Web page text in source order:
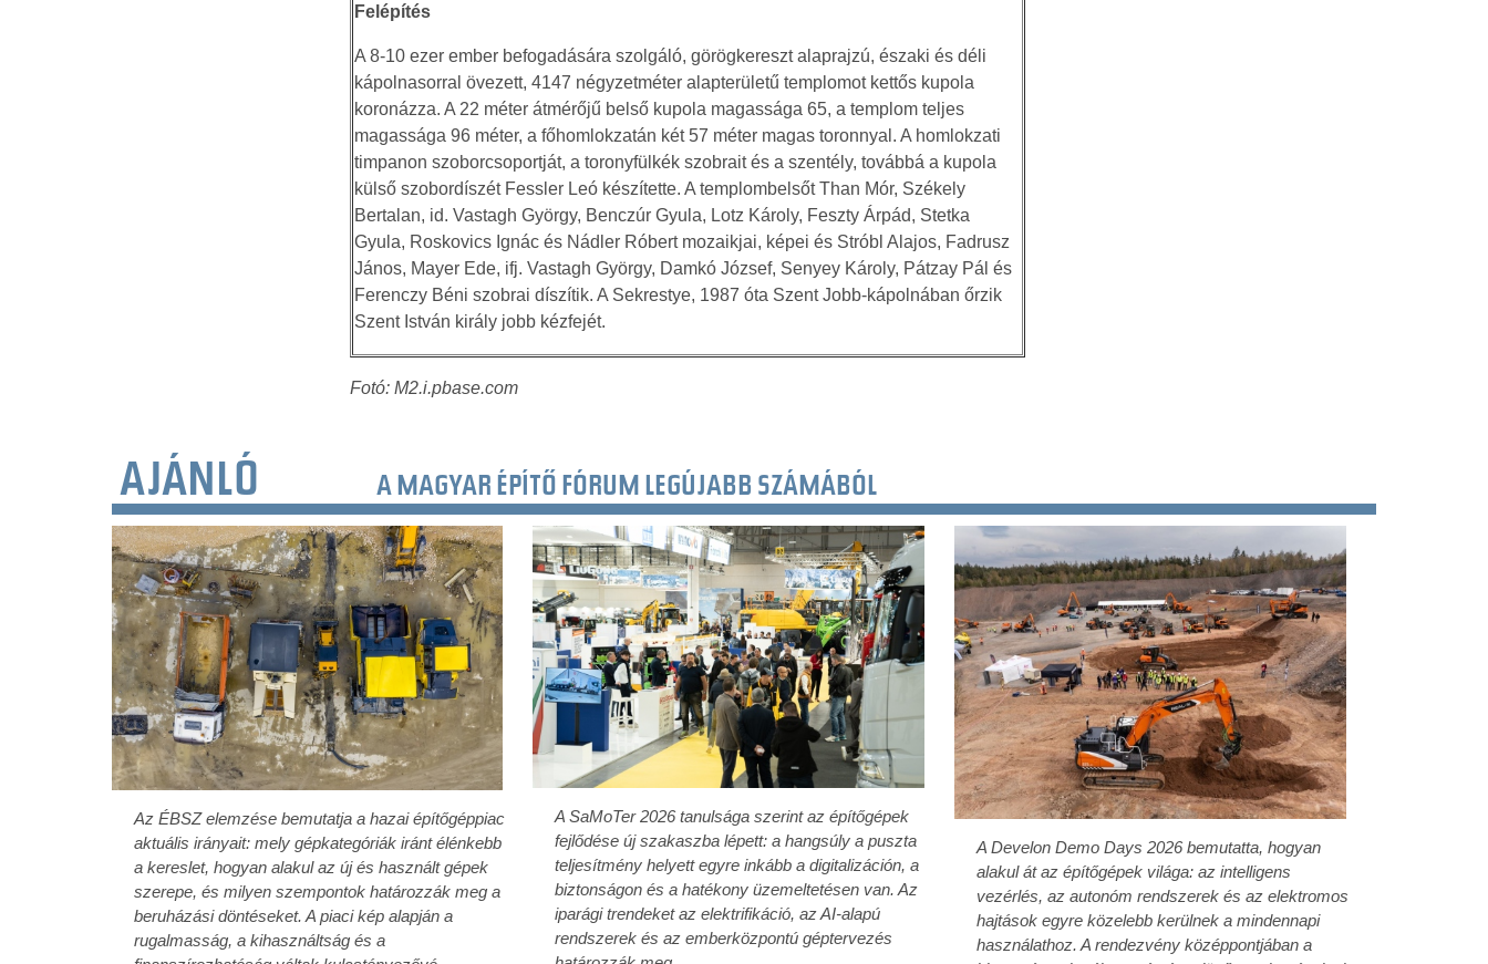
Felépítés
A 8-10 ezer ember befogadására szolgáló, görögkereszt alaprajzú, északi és déli
kápolnasorral övezett, 4147 négyzetméter alapterületű templomot kettős kupola
koronázza. A 22 méter átmérőjű belső kupola magassága 65, a templom teljes
magassága 96 méter, a főhomlokzatán két 57 méter magas toronnyal. A homlokzati
timpanon szoborcsoportját, a toronyfülkék szobrait és a szentély, továbbá a kupola
külső szobordíszét Fessler Leó készítette. A templombelsőt Than Mór, Székely
Bertalan, id. Vastagh György, Benczúr Gyula, Lotz Károly, Feszty Árpád, Stetka
Gyula, Roskovics Ignác és Nádler Róbert mozaikjai, képei és Stróbl Alajos, Fadrusz
János, Mayer Ede, ifj. Vastagh György, Damkó József, Senyey Károly, Pátzay Pál és
Ferenczy Béni szobrai díszítik. A Sekrestye, 1987 óta Szent Jobb-kápolnában őrzik
Szent István király jobb kézfejét.
Fotó: M2.i.pbase.com
AJÁNLÓ A MAGYAR ÉPÍTŐ FÓRUM LEGÚJABB SZÁMÁBÓL
Az ÉBSZ elemzése bemutatja a hazai építőgéppiac
aktuális irányait: mely gépkategóriák iránt élénkebb
a kereslet, hogyan alakul az új és használt gépek
szerepe, és milyen szempontok határozzák meg a
beruházási döntéseket. A piaci kép alapján a
rugalmasság, a kihasználtság és a
A SaMoTer 2026 tanulsága szerint az építőgépek
fejlődése új szakaszba lépett: a hangsúly a puszta
teljesítmény helyett egyre inkább a digitalizáción, a
biztonságon és a hatékony üzemeltetésen van. Az
iparági trendeket az elektrifikáció, az AI-alapú
rendszerek és az emberközpontú géptervezés
A Develon Demo Days 2026 bemutatta, hogyan
alakul át az építőgépek világa: az intelligens
vezérlés, az autonóm rendszerek és az elektromos
hajtások egyre közelebb kerülnek a mindennapi
használathoz. A rendezvény középpontjában a